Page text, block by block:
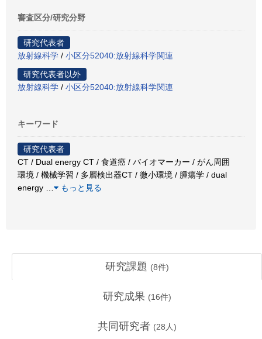
審査区分/研究分野
研究代表者
放射線科学 / 小区分52040:放射線科学関連
研究代表者以外
放射線科学 / 小区分52040:放射線科学関連
キーワード
研究代表者
CT / Dual energy CT / 食道癌 / バイオマーカー / がん周囲
環境 / 機械学習 / 多層検出器CT / 微小環境 / 腫瘍学 / dual
energy
もっと見る
研究課題 (8件)
研究成果 (16件)
共同研究者 (28 人)